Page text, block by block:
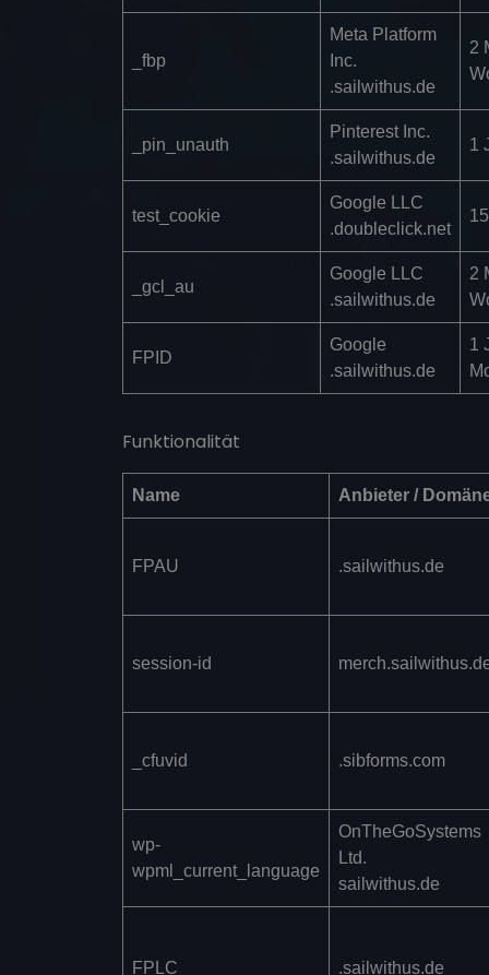
_fbp
Meta Platform
Inc.
.sailwithus.de
2
_pin_unauth
Pinterest Inc.
.sailwithus.de
1
test_cookie
Google LLC
.doubleclick.net
_gcl_au
Google LLC
.sailwithus.de
2
FPID
Google
.sailwithus.de
1
Funktionalität
Name Anbieter /
FPAU .sailwithus.de
session-id
_cfuvid .sibforms.com
wp-
wpml_current_language
OnTheGoSystems
Ltd.
sailwithus.de
FPLC .sailwithus.de